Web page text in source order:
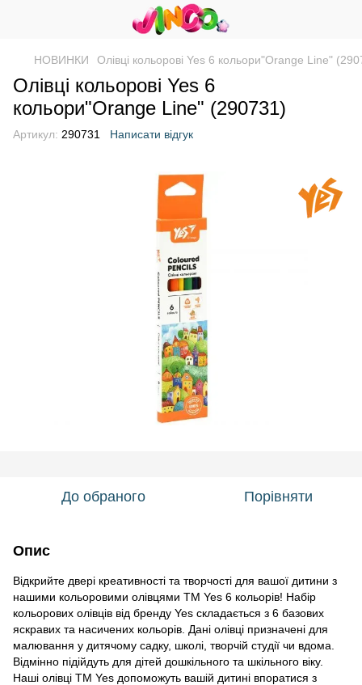
НОВИНКИ Олівці кольорові Yes 6 кольори"Orange Line"
Олівці кольорові Yes 6
кольори"Orange Line" (290731)
Артикул: 290731 Написати відгук
До обраного Порівняти
Опис
Відкрийте двері креативності та творчості для вашої дитини з
нашими кольоровими олівцями TM Yes 6 кольорів! Набір
кольорових олівців від бренду Yes складається з 6 базових
яскравих та насичених кольорів. Дані олівці призначені для
малювання у дитячому садку, школі, творчій студії чи вдома.
Відмінно підійдуть для дітей дошкільного та шкільного віку.
Наші олівці TM Yes допоможуть вашій дитині впоратися з